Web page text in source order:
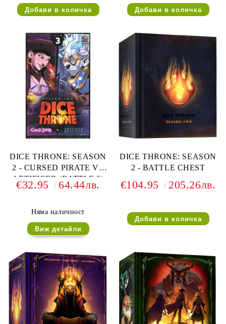
DICE THRONE: SEASON
2 - CURSED PIRATE VS
ARTIFICER (BATTLE 3)
€32.95 64.44лв.
Няма наличност
Виж детайли
DICE THRONE: SEASON
2 - BATTLE CHEST
€104.95 205.26лв.